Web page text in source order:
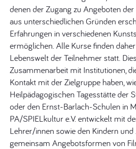
denen der Zugang zu Angeboten
aus unterschiedlichen Gründen
Erfahrungen in verschiedenen
ermöglichen. Alle Kurse finden
Lebenswelt der Teilnehmer statt.
Zusammenarbeit mit Institutionen,
Kontakt mit der Zielgruppe haben,
Heilpädagogischen Tagesstätte der
oder den Ernst-Barlach-Schulen in
PA/SPIELkultur e.V. entwickelt mit
Lehrer/innen sowie den Kindern und
gemeinsam Angebotsformen von